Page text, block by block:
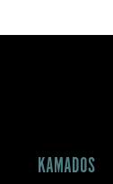
KAMADOS